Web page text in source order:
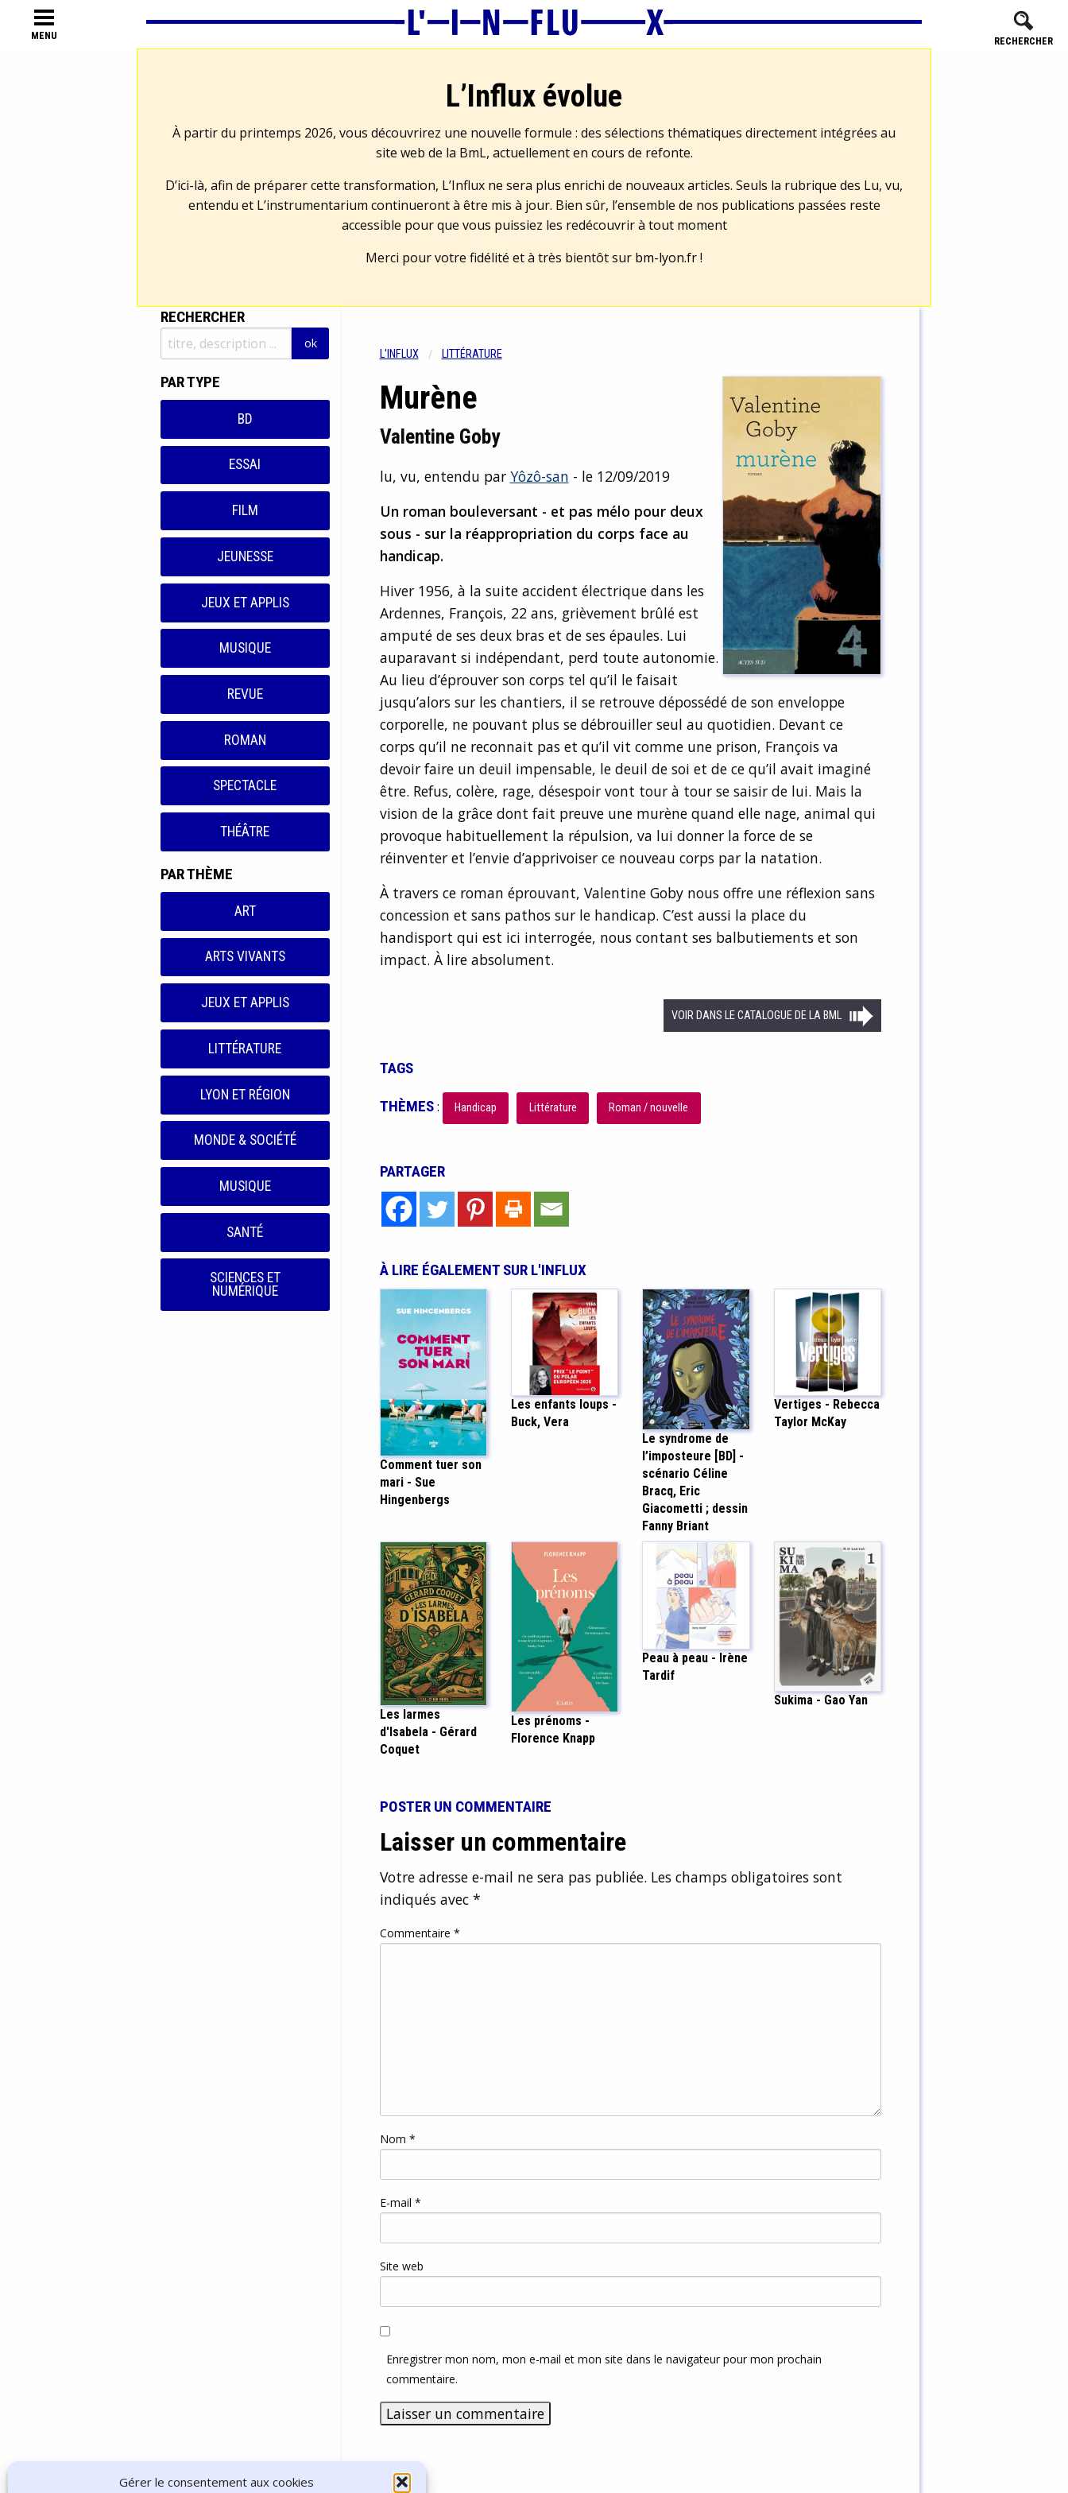
Gérer le consentement aux cookies
MENU RECHERCHER
L’Influx évolue
À partir du printemps 2026, vous découvrirez une nouvelle formule : des sélections thématiques directement intégrées au
site web de la BmL, actuellement en cours de refonte.
D’ici-là, afin de préparer cette transformation, L’Influx ne sera plus enrichi de nouveaux articles. Seuls la rubrique des Lu, vu,
entendu et L’instrumentarium continueront à être mis à jour. Bien sûr, l’ensemble de nos publications passées reste
accessible pour que vous puissiez les redécouvrir à tout moment
Merci pour votre fidélité et à très bientôt sur bm-lyon.fr!
RECHERCHER
PAR TYPE
BD
ESSAI
FILM
JEUNESSE
JEUX ET APPLIS
MUSIQUE
REVUE
ROMAN
SPECTACLE
THÉÂTRE
PAR THÈME
ART
ARTS VIVANTS
JEUX ET APPLIS
LITTÉRATURE
LYON ET RÉGION
MONDE & SOCIÉTÉ
MUSIQUE
SANTÉ
SCIENCES ET
NUMÉRIQUE
L'INFLUX LITTÉRATURE
Murène
Valentine Goby
lu, vu, entendu par Yôzô-san - le 12/09/2019
Un roman bouleversant - et pas mélo pour deux
sous - sur la réappropriation du corps face au
handicap.
Hiver 1956, à la suite accident électrique dans les
Ardennes, François, 22 ans, grièvement brûlé est
amputé de ses deux bras et de ses épaules. Lui
auparavant si indépendant, perd toute autonomie.
Au lieu d’éprouver son corps tel qu’il le faisait
jusqu’alors sur les chantiers, il se retrouve dépossédé de son enveloppe
corporelle, ne pouvant plus se débrouiller seul au quotidien. Devant ce
corps qu’il ne reconnait pas et qu’il vit comme une prison, François va
devoir faire un deuil impensable, le deuil de soi et de ce qu’il avait imaginé
être. Refus, colère, rage, désespoir vont tour à tour se saisir de lui. Mais la
vision de la grâce dont fait preuve une murène quand elle nage, animal qui
provoque habituellement la répulsion, va lui donner la force de se
réinventer et l’envie d’apprivoiser ce nouveau corps par la natation.
À travers ce roman éprouvant, Valentine Goby nous offre une réflexion sans
concession et sans pathos sur le handicap. C’est aussi la place du
handisport qui est ici interrogée, nous contant ses balbutiements et son
impact. À lire absolument.
VOIR DANS LE CATALOGUE DE LA BML
TAGS
THÈMES: Handicap Littérature Roman / nouvelle
PARTAGER
À LIRE ÉGALEMENT SUR L'INFLUX
Comment tuer son
mari - Sue
Hingenbergs
Les enfants loups -
Buck, Vera
Le syndrome de
l’imposteure [BD] -
scénario Céline
Bracq, Eric
Giacometti ; dessin
Fanny Briant
Vertiges - Rebecca
Taylor McKay
Les larmes
d'Isabela - Gérard
Coquet
Les prénoms -
Florence Knapp
Peau à peau - Irène
Tardif
Sukima - Gao Yan
POSTER UN COMMENTAIRE
Laisser un commentaire
Votre adresse e-mail ne sera pas publiée. Les champs obligatoires sont
indiqués avec *
Commentaire *
Nom *
E-mail *
Site web
Enregistrer mon nom, mon e-mail et mon site dans le navigateur pour mon prochain
commentaire.